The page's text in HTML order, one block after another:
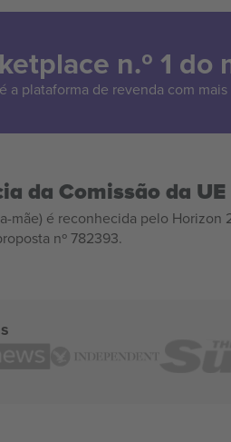
n.º 1 do
a plataforma de revenda com
da Comissão da UE
mãe) é reconhecida pelo
nº 782393.